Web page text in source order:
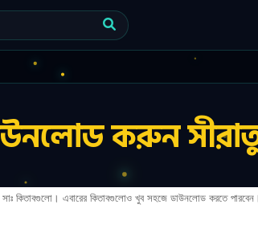
করুন
কিতাবগুলো। এবারের কিতাবগুলোও খুব সহজে ডাউনলোড করতে